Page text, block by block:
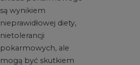
są wynikiem
nieprawidłowej diety,
nietolerancji
pokarmowych, ale
mogą być skutkiem